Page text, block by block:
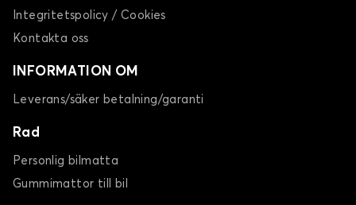
Integritetspolicy / Cookies
Kontakta oss
INFORMATION OM
Leverans/säker betalning/garanti
Rad
Personlig bilmatta
Gummimattor till bil